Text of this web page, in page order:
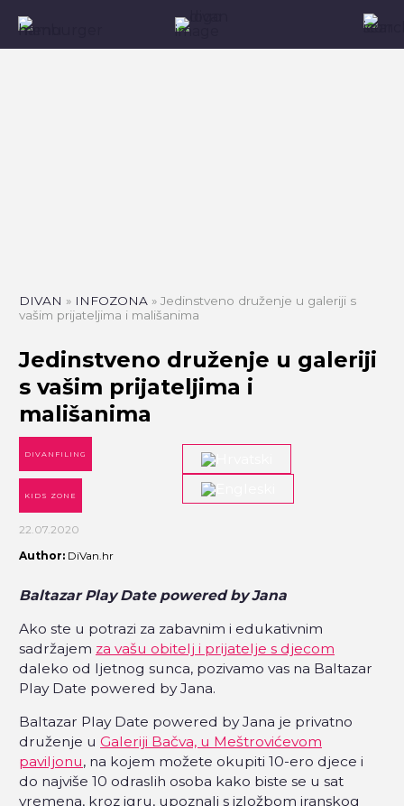
DIVAN » INFOZONA » Jedinstveno druženje u galeriji s
vašim prijateljima i mališanima
Jedinstveno druženje u galeriji
s vašim prijateljima i
mališanima
DIVANFILING
KIDS ZONE
22.07.2020
Author: DiVan.hr
Baltazar Play Date powered by Jana
Ako ste u potrazi za zabavnim i edukativnim
sadržajem za vašu obitelj i prijatelje s djecom
daleko od ljetnog sunca, pozivamo vas na Baltazar
Play Date powered by Jana.
Baltazar Play Date powered by Jana je privatno
druženje u Galeriji Bačva, u Meštrovićevom
paviljonu, na kojem možete okupiti 10-ero djece i
do najviše 10 odraslih osoba kako biste se u sat
vremena, kroz igru, upoznali s izložbom iranskog